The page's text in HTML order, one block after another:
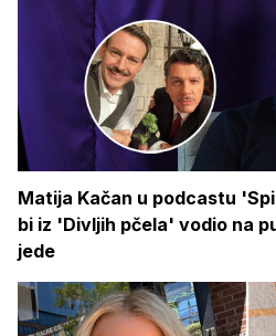
Matija Kačan u podcastu
bi iz 'Divljih pčela' vodio na
jede